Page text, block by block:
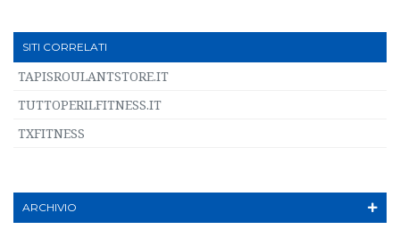
SITI CORRELATI
TAPISROULANTSTORE.IT
TUTTOPERILFITNESS.IT
TXFITNESS
ARCHIVIO